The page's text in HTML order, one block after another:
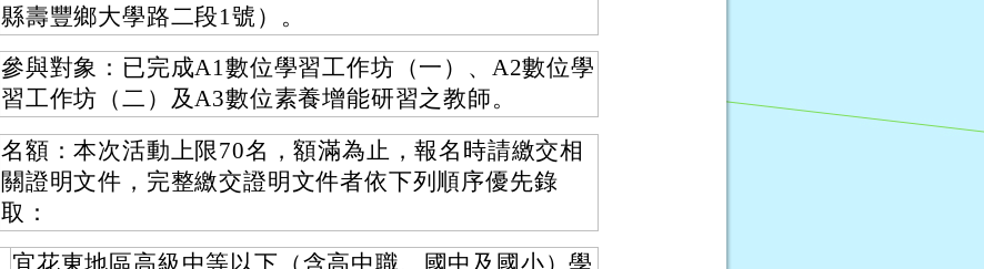
縣壽豐鄉大學路二段1號）。
參與對象：已完成A1數位學習工作坊（一）、A2數位學
習工作坊（二）及A3數位素養增能研習之教師。
名額：本次活動上限70名，額滿為止，報名時請繳交相
關證明文件，完整繳交證明文件者依下列順序優先錄
取：
宜花東地區高級中等以下（含高中職、國中及國小）學